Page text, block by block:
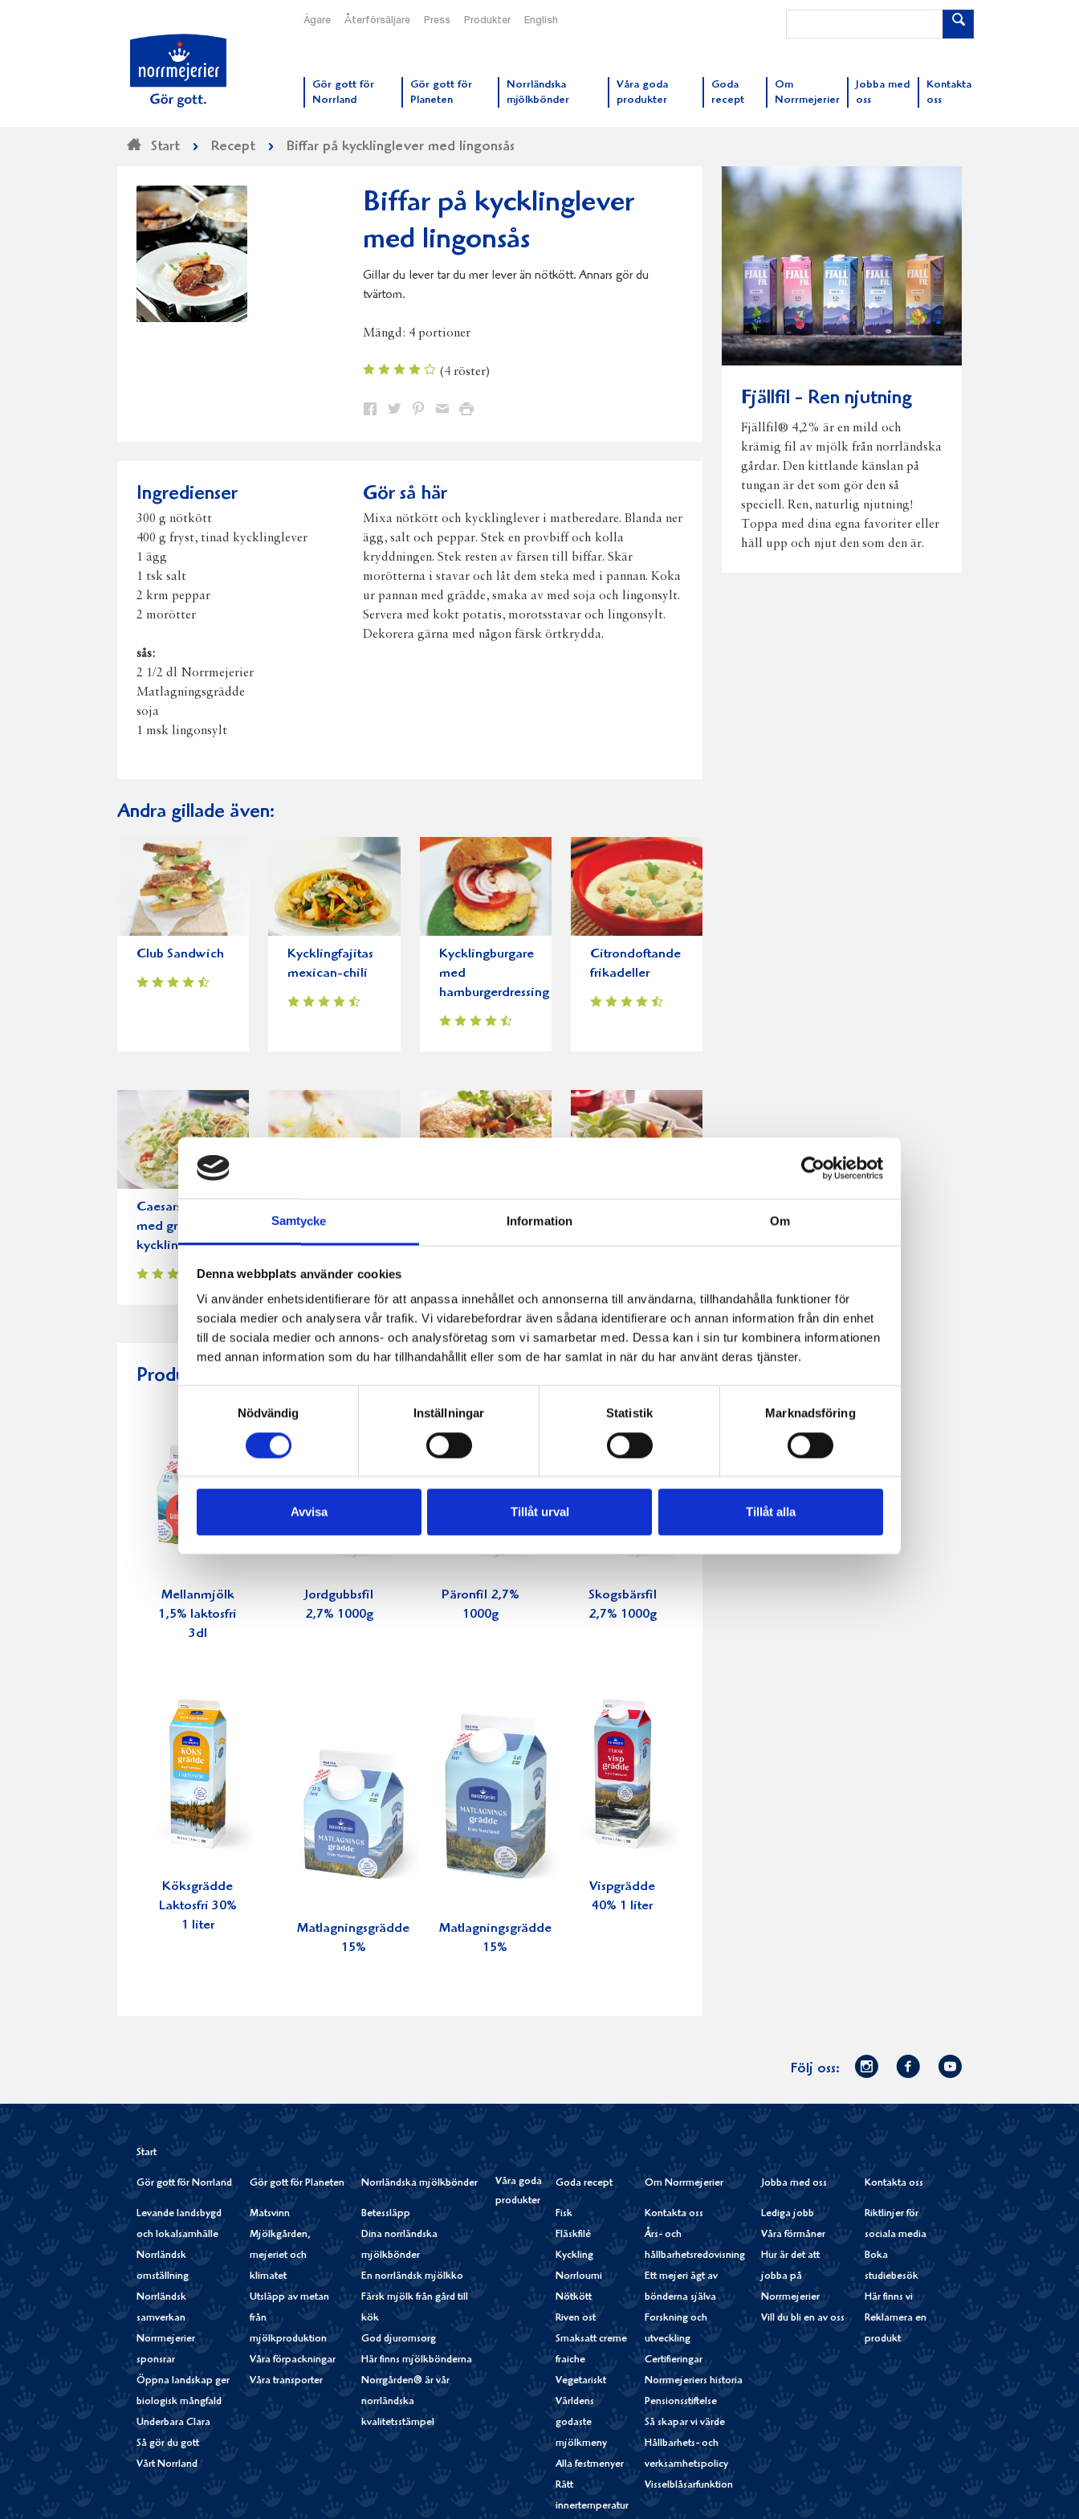
Samtycke Information Om
Denna webbplats använder cookies
Vi använder enhetsidentifierare för att anpassa innehållet och annonserna till användarna, tillhandahålla funktioner för
sociala medier och analysera vår trafik. Vi vidarebefordrar även sådana identifierare och annan information från din enhet
till de sociala medier och annons- och analysföretag som vi samarbetar med. Dessa kan i sin tur kombinera informationen
med annan information som du har tillhandahållit eller som de har samlat in när du har använt deras tjänster.
Nödvändig
Inställningar Statistik Marknadsföring
Avvisa Tillåt urval Tillåt alla
Ägare Återförsäljare Press Produkter English
Gör gott för
Norrland
Gör gott för
Planeten
Norrländska
mjölkbönder
Våra goda
produkter
Goda
recept
Om
Norrmejerier
Jobba med
oss
Kontakta
oss
Start Recept Biffar på kycklinglever med lingonsås
Biffar på kycklinglever
med lingonsås
Gillar du lever tar du mer lever än nötkött. Annars gör du
tvärtom.
Mängd: 4 portioner
(4 röster)
Dela Dela Dela DelaSkriv
Ingredienser
300 g nötkött
400 g fryst, tinad kycklinglever
1 ägg
1 tsk salt
2 krm peppar
2 morötter
sås:
2 1/2 dl Norrmejerier
Matlagningsgrädde
soja
1 msk lingonsylt
Gör så här
Mixa nötkött och kycklinglever i matberedare. Blanda ner
ägg, salt och peppar. Stek en provbiff och kolla
kryddningen. Stek resten av färsen till biffar. Skär
morötterna i stavar och låt dem steka med i pannan. Koka
ur pannan med grädde, smaka av med soja och lingonsylt.
Servera med kokt potatis, morotsstavar och lingonsylt.
Dekorera gärna med någon färsk örtkrydda.
Andra gillade även:
Club Sandwich
Kycklingfajitas
mexican-chili
Kycklingburgare
med
hamburgerdressing
Citrondoftande
frikadeller
Caesarsallad
med grillad
kyckling
kycklingklubba
zuccinisallad
Produkter i receptet:
Mellanmjölk
1,5% laktosfri
3dl
Jordgubbsfil
2,7% 1000g
Päronfil 2,7%
1000g
Skogsbärsfil
2,7% 1000g
Köksgrädde
Laktosfri 30%
1 liter
Matlagningsgrädde
15%
Matlagningsgrädde
15%
Vispgrädde
40% 1 liter
Fjällfil - Ren njutning
Fjällfil® 4,2% är en mild och
krämig fil av mjölk från norrländska
gårdar. Den kittlande känslan på
tungan är det som gör den så
speciell. Ren, naturlig njutning!
Toppa med dina egna favoriter eller
häll upp och njut den som den är.
Följ oss:
Norrmejerier
Instagram
Facebook
Youtube
Start
Gör gott för Norrland
Levande landsbygd
och lokalsamhälle
Norrländsk
omställning
Norrländsk
samverkan
Norrmejerier
sponsrar
Öppna landskap ger
biologisk mångfald
Underbara Clara
Så gör du gott
Vårt Norrland
Gör gott för Planeten
Matsvinn
Mjölkgården,
mejeriet och
klimatet
Utsläpp av metan
från
mjölkproduktion
Våra förpackningar
Våra transporter
Norrländska mjölkbönder
Betessläpp
Dina norrländska
mjölkbönder
En norrländsk mjölkko
Färsk mjölk från gård till
kök
God djuromsorg
Här finns mjölkbönderna
Norrgården® är vår
norrländska
kvalitetsstämpel
Våra goda
produkter
Goda recept
Fisk
Fläskfilé
Kyckling
Norrloumi
Nötkött
Riven ost
Smaksatt creme
fraiche
Vegetariskt
Världens
godaste
mjölkmeny
Alla festmenyer
Rätt
innertemperatur
Om Norrmejerier
Kontakta oss
Års- och
hållbarhetsredovisning
Ett mejeri ägt av
bönderna själva
Forskning och
utveckling
Certifieringar
Norrmejeriers historia
Pensionsstiftelse
Så skapar vi värde
Hållbarhets- och
verksamhetspolicy
Visselblåsarfunktion
Jobba med oss
Lediga jobb
Våra förmåner
Hur är det att
jobba på
Norrmejerier
Vill du bli en av oss
Kontakta oss
Riktlinjer för
sociala media
Boka
studiebesök
Här finns vi
Reklamera en
produkt